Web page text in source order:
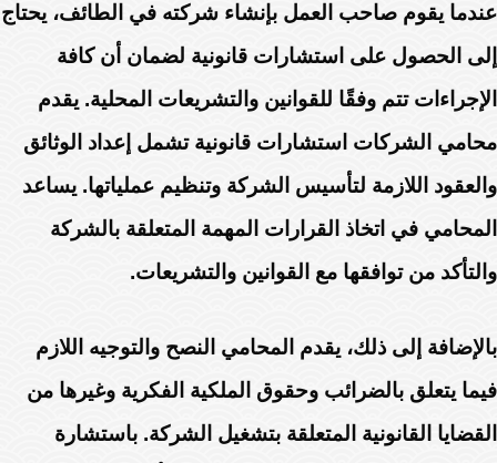
عندما يقوم صاحب العمل بإنشاء شركته في الطائف، يحتاج
إلى الحصول على استشارات قانونية لضمان أن كافة
الإجراءات تتم وفقًا للقوانين والتشريعات المحلية. يقدم
محامي الشركات استشارات قانونية تشمل إعداد الوثائق
والعقود اللازمة لتأسيس الشركة وتنظيم عملياتها. يساعد
المحامي في اتخاذ القرارات المهمة المتعلقة بالشركة
والتأكد من توافقها مع القوانين والتشريعات.
بالإضافة إلى ذلك، يقدم المحامي النصح والتوجيه اللازم
فيما يتعلق بالضرائب وحقوق الملكية الفكرية وغيرها من
القضايا القانونية المتعلقة بتشغيل الشركة. باستشارة